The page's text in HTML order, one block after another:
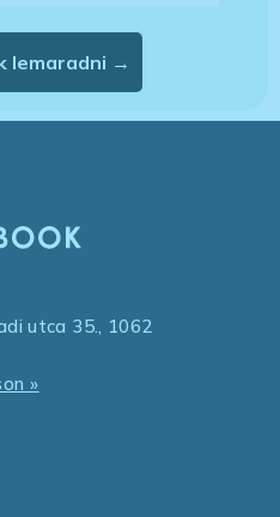
Nem akarok lemaradni →
utca 35., 1062
»